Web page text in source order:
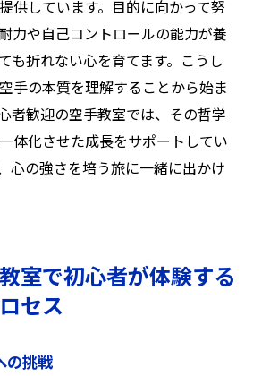
供しています。目的に向かって努
力や自己コントロールの能力が養
も折れない心を育てます。こうし
手の本質を理解することから始ま
者歓迎の空手教室では、その哲学
体化させた成長をサポートしてい
心の強さを培う旅に一緒に出かけ
室で初心者が体験する
セス
の挑戦